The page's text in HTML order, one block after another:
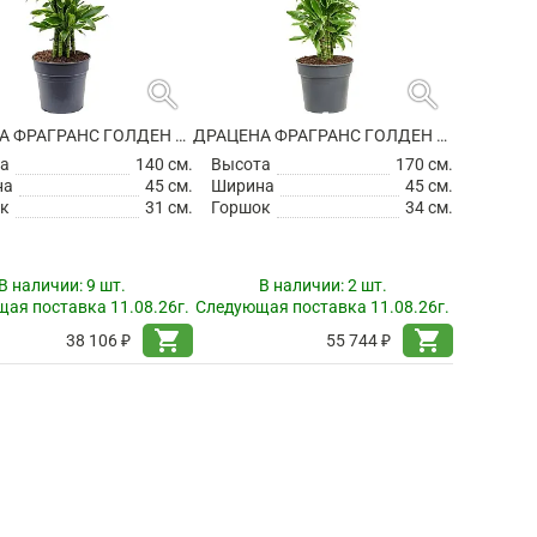
search
ДРАЦЕНА ФРАГРАНС ГОЛДЕН КОСТ РАЗВЕТВЛЕННАЯ
140 см.
45 см.
31 см.
наличии:9 шт.
поставка 11.08.26г.
38 106 ₽
shopping_cart
search
ДРАЦЕНА ФРАГРАНС ГОЛДЕН КОСТ РАЗВЕТВЛЕННАЯ
Высота
170 см.
Ширина
45 см.
Горшок
34 см.
В наличии:2 шт.
Следующая поставка 11.08.26г.
55 744 ₽
shopping_cart